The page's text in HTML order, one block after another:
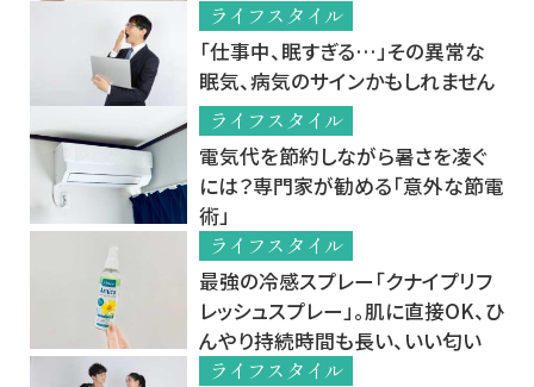
ライフスタイル
「仕事中、眠すぎる…」その異常な
眠気、病気のサインかもしれません
ライフスタイル
電気代を節約しながら暑さを凌ぐ
には？専門家が勧める「意外な節電
術」
ライフスタイル
最強の冷感スプレー「クナイプリフ
レッシュスプレー」。肌に直接OK、ひ
んやり持続時間も長い、いい匂い
ライフスタイル